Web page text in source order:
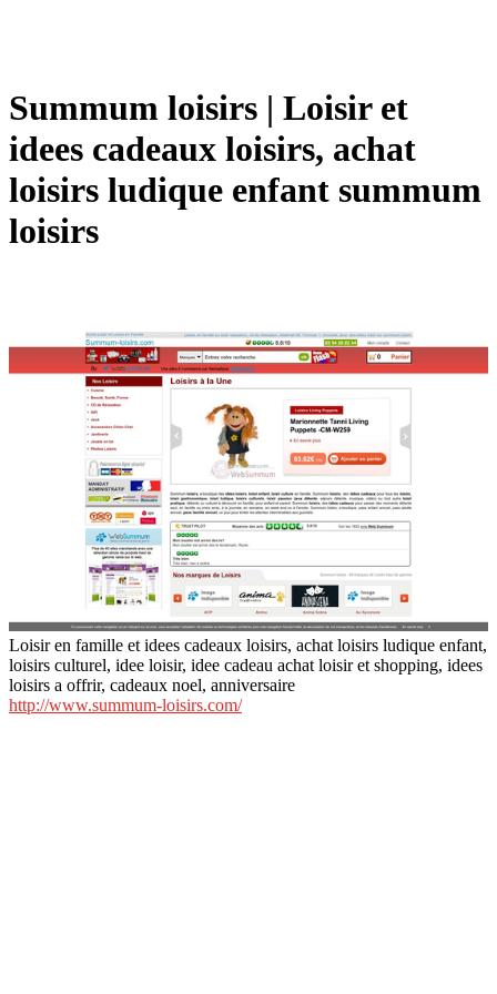
Summum loisirs | Loisir et
idees cadeaux loisirs, achat
loisirs ludique enfant summum
loisirs
Loisir en famille et idees cadeaux loisirs, achat loisirs ludique enfant,
loisirs culturel, idee loisir, idee cadeau achat loisir et shopping, idees
loisirs a offrir, cadeaux noel, anniversaire
http://www.summum-loisirs.com/